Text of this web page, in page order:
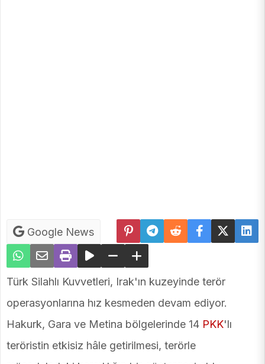
Google News
Türk Silahlı Kuvvetleri, Irak'ın kuzeyinde terör
operasyonlarına hız kesmeden devam ediyor.
Hakurk, Gara ve Metina bölgelerinde 14 PKK'lı
teröristin etkisiz hâle getirilmesi, terörle